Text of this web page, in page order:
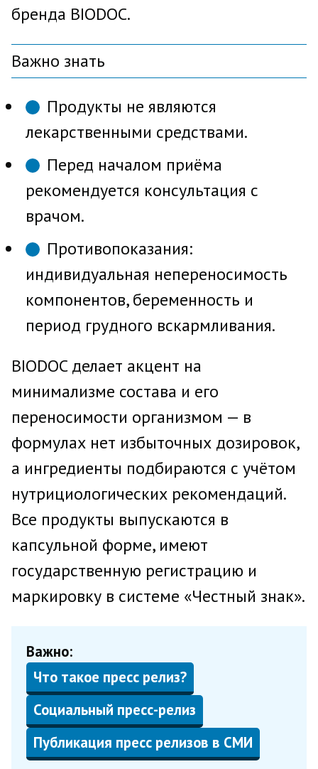
бренда BIODOC.
Важно знать
Продукты не являются
лекарственными средствами.
Перед началом приёма
рекомендуется консультация с
врачом.
Противопоказания:
индивидуальная непереносимость
компонентов, беременность и
период грудного вскармливания.
BIODOC делает акцент на
минимализме состава и его
переносимости организмом — в
формулах нет избыточных дозировок,
а ингредиенты подбираются с учётом
нутрициологических рекомендаций.
Все продукты выпускаются в
капсульной форме, имеют
государственную регистрацию и
маркировку в системе «Честный знак».
Важно:
Что такое пресс релиз?
Социальный пресс-релиз
Публикация пресс релизов в СМИ